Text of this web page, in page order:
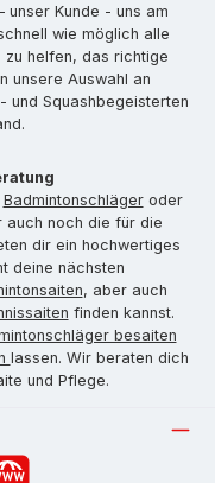
unser Kunde - uns am
wie möglich alle
zu helfen, das richtige
unsere Auswahl an
und Squashbegeisterten
Badmintonschlägeroder
noch die für die
dir ein hochwertiges
deine nächsten
, aber auch
finden kannst.
besaiten
lassen. Wir beraten dich
und Pflege.